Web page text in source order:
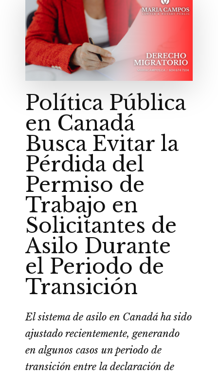
Política Pública
en Canadá
Busca Evitar la
Pérdida del
Permiso de
Trabajo en
Solicitantes de
Asilo Durante
el Periodo de
Transición
El sistema de asilo en Canadá ha sido
ajustado recientemente, generando
en algunos casos un periodo de
transición entre la declaración de